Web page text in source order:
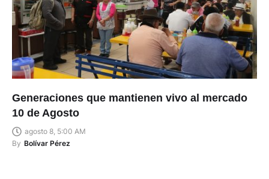
Generaciones que mantienen vivo al mercado
10 de Agosto
agosto 8, 5:00 AM
By Bolívar Pérez